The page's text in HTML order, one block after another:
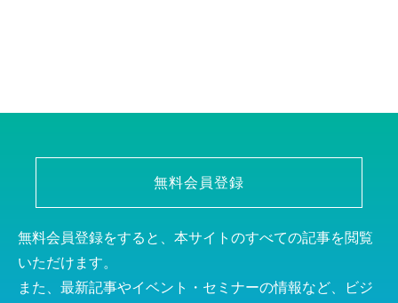
無料会員登録
無料会員登録をすると、本サイトのすべての記事を閲覧
いただけます。
また、最新記事やイベント・セミナーの情報など、ビジ